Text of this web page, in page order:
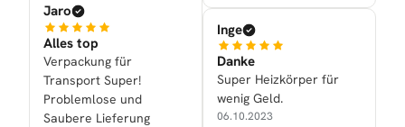
Jaro
Alles top
Verpackung für
Transport Super!
Problemlose und
Saubere Lieferung
Inge
Danke
Super Heizkörper für
wenig Geld.
06.10.2023